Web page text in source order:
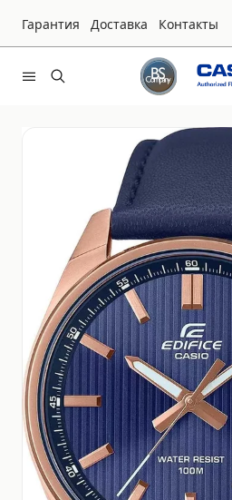
Гарантия Доставка Контакты